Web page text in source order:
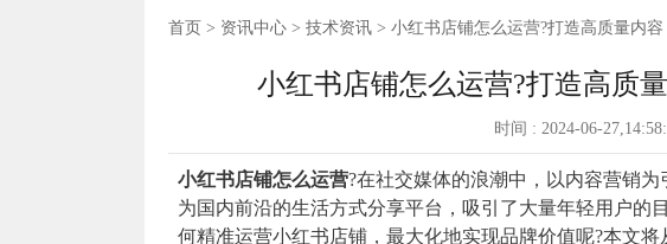
首页 > 资讯中心 > 技术资讯 > 小红书店铺怎么运营?打造高质量内
小红书店铺怎么运营?打造高质
时间 : 2024-06-
小红书店铺怎么运营?在社交媒体的浪潮中，以内容营销
为国内前沿的生活方式分享平台，吸引了大量年轻用户的
何精准运营小红书店铺，最大化地实现品牌价值呢?本文将